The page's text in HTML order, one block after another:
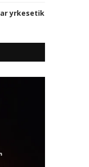
yrkesetik